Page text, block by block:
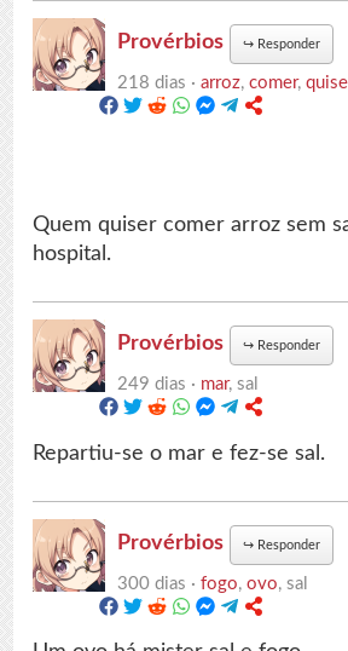
Provérbios ↪ Responder
218 dias ·arroz,comer,
Quem quiser comer arroz sem
hospital.
Provérbios ↪ Responder
249 dias · mar, sal
Repartiu-se o mar e fez-se sal.
Provérbios ↪ Responder
300 dias ·fogo,ovo, sal